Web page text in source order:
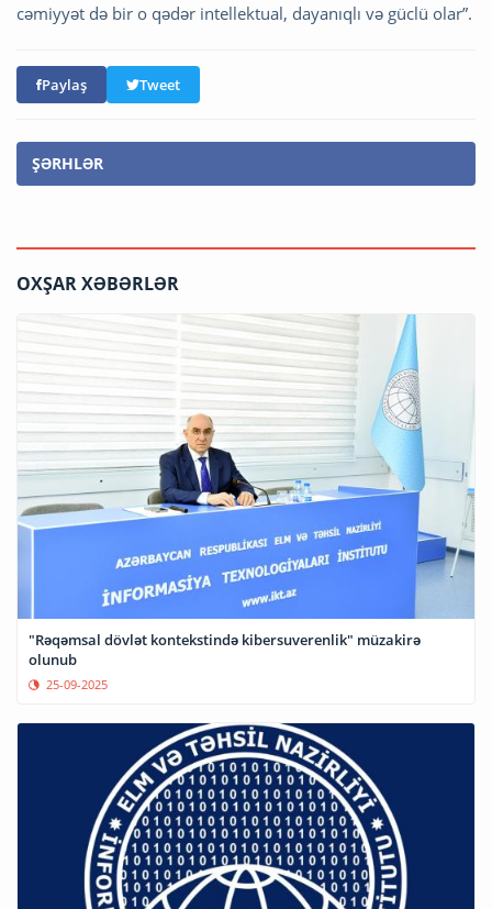
cəmiyyət də bir o qədər intellektual, dayanıqlı və güclü olar”.
Paylaş Tweet
ŞƏRHLƏR
OXŞAR XƏBƏRLƏR
"Rəqəmsal dövlət kontekstində kibersuverenlik" müzakirə
olunub
25-09-2025